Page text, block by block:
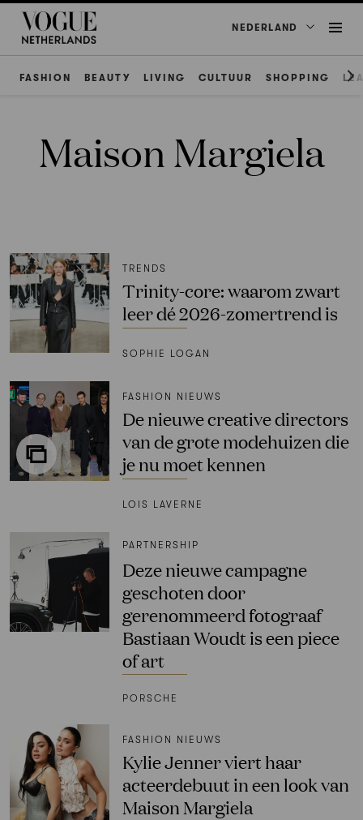
NEDERLAND
FASHION BEAUTY LIVING CULTUUR SHOPPING
Maison Margiela
TRENDS
Trinity-core: waarom zwart
leer dé 2026-zomertrend is
SOPHIE LOGAN
FASHION NIEUWS
De nieuwe creative directors
van de grote modehuizen die
je nu moet kennen
LOIS LAVERNE
PARTNERSHIP
Deze nieuwe campagne
geschoten door
gerenommeerd fotograaf
Bastiaan Woudt is een piece
of art
PORSCHE
FASHION NIEUWS
Kylie Jenner viert haar
acteerdebuut in een look van
Maison Margiela